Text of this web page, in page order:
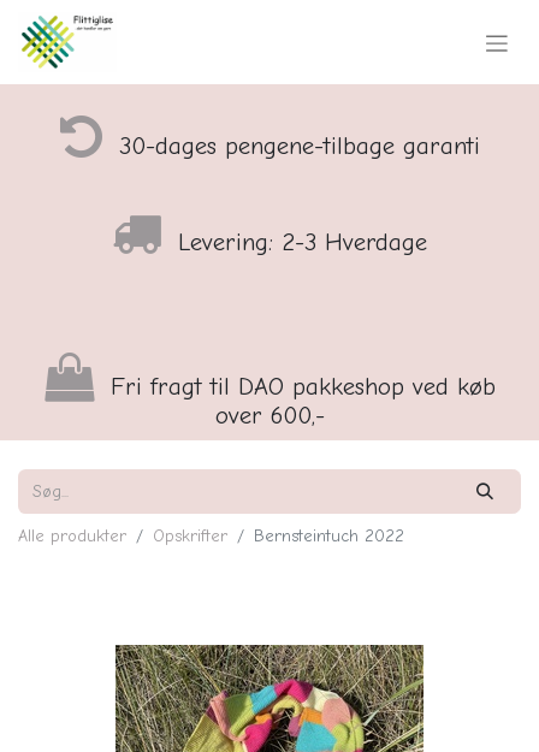
30-dages pengene-tilbage garanti
Levering: 2-3 Hverdage
Fri fragt til DAO pakkeshop ved køb
over 600,-
Alle produkter Opskrifter Bernsteintuch 2022